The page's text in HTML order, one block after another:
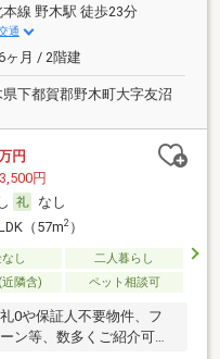
線 野木駅 徒歩23分
通
ヶ月 / 2階建
県下都賀郡野木町大字友沼
円
円
なし
（57m2）
し
二人暮らし
隣含) ペット相談可
0や保証人不要物件、フ
ン等、数多くご紹介可能